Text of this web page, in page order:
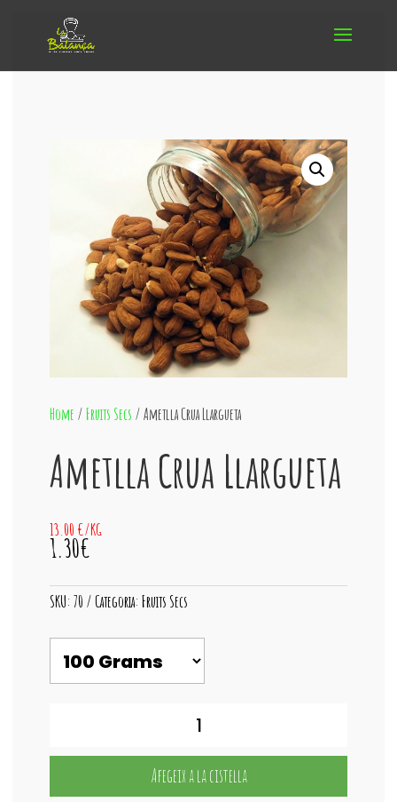
Home /Fruits Secs / Ametlla Crua Llargueta
Ametlla Crua Llargueta
13.00 €/KG
1.30€
SKU:70 Categoria:Fruits Secs
Ametlla
Afegeix a la cistella